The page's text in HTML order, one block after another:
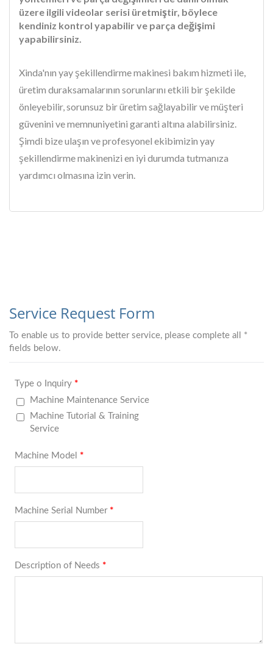
üzere ilgili videolar serisi üretmiştir, böylece
kendiniz kontrol yapabilir ve parça değişimi
yapabilirsiniz.
Xinda'nın yay şekillendirme makinesi bakım hizmeti ile,
üretim duraksamalarının sorunlarını etkili bir şekilde
önleyebilir, sorunsuz bir üretim sağlayabilir ve müşteri
güvenini ve memnuniyetini garanti altına alabilirsiniz.
Şimdi bize ulaşın ve profesyonel ekibimizin yay
şekillendirme makinenizi en iyi durumda tutmanıza
yardımcı olmasına izin verin.